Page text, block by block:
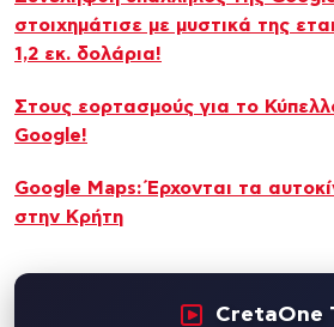
στοιχημάτισε με μυστικά της
1,2 εκ. δολάρια!
Στους εορτασμούς για το
Google!
Google Maps: Έρχονται τα
στην Κρήτη
CretaOne